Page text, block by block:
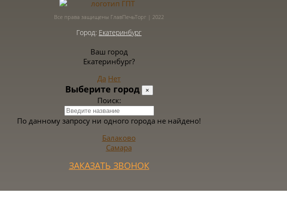
Все права защищены ГлавПечьТорг | 2022
Город: Екатеринбург
Ваш город
Екатеринбург?
Да Нет
Выберите город ×
Поиск:
По данному запросу ни одного города не найдено!
Балаково
Самара
ЗАКАЗАТЬ ЗВОНОК